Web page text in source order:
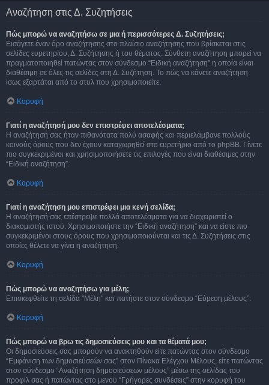
Αναζήτηση στις Δ. Συζητήσεις
Πώς μπορώ να αναζητήσω σε μια ή περισσότερες Δ. Συζητήσεις;
Εισάγετε έναν όρο αναζήτησης στο πλαίσιο αναζήτησης που βρίσκεται στις
σελίδες ευρετηρίου, Δ. Συζήτησης ή του θέματος. Σύνθετη αναζήτηση μπορεί να
πραγματοποιηθεί πατώντας στον σύνδεσμο “Ειδική αναζήτηση” η οποία είναι
διαθέσιμη σε όλες τις σελίδες στη Δ. Συζήτηση. Το πώς να κάνετε αναζήτηση
ίσως εξαρτάται από το στυλ που χρησιμοποιείτε.
Κορυφή
Γιατί η αναζήτησή μου δεν επιστρέφει αποτελέσματα;
Η αναζήτησή σας ήταν πιθανότατα πολύ ασαφής και περιελάμβανε πολλούς
κοινούς όρους που δεν έχουν καταχωρηθεί στο ευρετήριο από το phpBB. Γίνετε
πιο συγκεκριμένοι και χρησιμοποιήσετε τις επιλογές που είναι διαθέσιμες στην
“Ειδική αναζήτηση”.
Κορυφή
Γιατί η αναζήτηση μου επιστρέφει μια κενή σελίδα;
Η αναζήτησή σας επέστρεψε πολλά αποτελέσματα για να διαχειριστεί ο
διακομιστής ιστού. Χρησιμοποιήστε την “Ειδική αναζήτηση” και να είστε πιο
συγκεκριμένοι στους όρους που χρησιμοποιούνται και τις Δ. Συζητήσεις στις
οποίες θέλετε να γίνει η αναζήτηση.
Κορυφή
Πώς μπορώ να αναζητήσω για μέλη;
Επισκεφθείτε τη σελίδα "Μέλη" και πατήστε στον σύνδεσμο “Εύρεση μέλους”.
Κορυφή
Πώς μπορώ να βρω τις δημοσιεύσεις μου και τα θέματά μου;
Οι δημοσιεύσεις σας μπορούν να ανακτηθούν είτε πατώντας στον σύνδεσμο
“Εμφάνιση των δημοσιεύσεών σας” στον Πίνακα Ελέγχου Μέλους, είτε πατώντας
στον σύνδεσμο “Αναζήτηση δημοσιεύσεων μέλους” μέσω της σελίδας του
προφίλ σας ή πατώντας στο μενού “Γρήγορες συνδέσεις” στην κορυφή του